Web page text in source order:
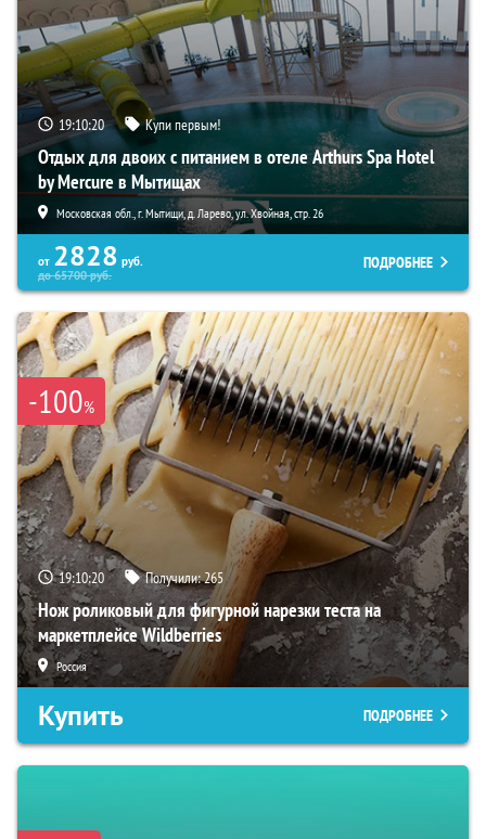
19:10:19 Купи первым!
Отдых для двоих с питанием в отеле Arthurs Spa Hotel
by Mercure в Мытищах
Московская обл., г. Мытищи, д. Ларево, ул. Хвойная, стр. 26
от 2828 руб.
до65700руб.
ПОДРОБНЕЕ
-100%
19:10:19 Получили:265
Нож роликовый для фигурной нарезки теста на
маркетплейсе Wildberries
Россия
Купить ПОДРОБНЕЕ